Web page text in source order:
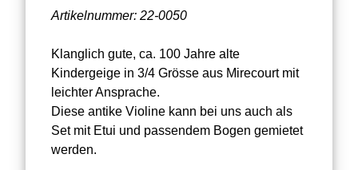
Artikelnummer: 22-0050
Klanglich gute, ca. 100 Jahre alte
Kindergeige in 3/4 Grösse aus Mirecourt mit
leichter Ansprache.
Diese antike Violine kann bei uns auch als
Set mit Etui und passendem Bogen gemietet
werden.